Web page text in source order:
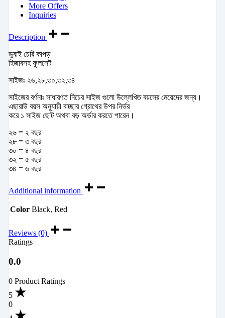
More Offers
Inquiries
Description
ডুবাই চেরি কাপড়
হিজাবসহ ফুলসেট
সাইজঃ ২৬,২৮,৩০,৩২,৩৪
সাইজের বর্ণনাঃ সাধারণত নিচের সাইজ গুলো উল্লেখিত বয়সের মেয়েদের জন্য।
এছারাউ বয়স অনুযায়ী বাচ্ছার গ্রোথের উপর নির্ভর
করে ১ সাইজ ছোট অথবা বড় অর্ডার করতে পারেন।
২৬ = ২ বছর
২৮ = ৩ বছর
৩০ = ৪ বছর
৩২ = ৫ বছর
৩৪ = ৬ বছর
Additional information
Color Black, Red
Reviews (0)
Ratings
0.0
0 Product Ratings
5
0